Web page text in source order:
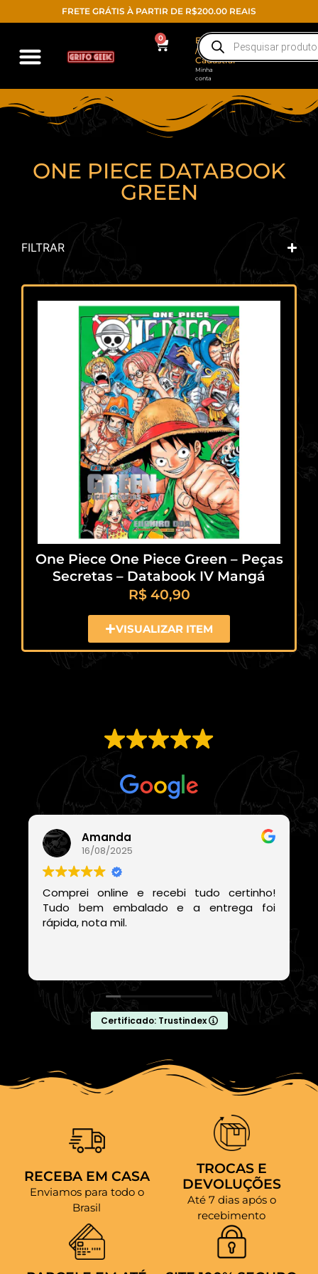
FRETE GRÁTIS À PARTIR DE R$200.00 REAIS
0
Entrar
/
Cadastrar
Minha
conta
ONE PIECE DATABOOK
GREEN
FILTRAR
One Piece One Piece Green – Peças
Secretas – Databook IV Mangá
R$40,90
VISUALIZAR ITEM
Com base em
Amanda
16/08/2025
Comprei online e recebi tudo certinho!
Tudo bem embalado e a entrega foi
rápida, nota mil.
Certificado: Trustindex
RECEBA EM CASA
Enviamos para todo o
Brasil
TROCAS E
DEVOLUÇÕES
Até 7 dias após o
recebimento